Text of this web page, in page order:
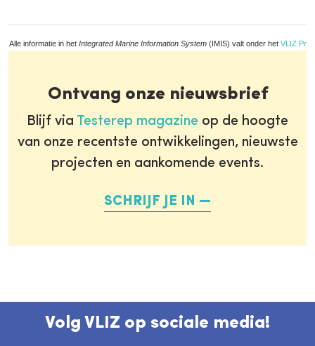
Alle informatie in het Integrated Marine Information System (IMIS) valt onder het VLIZ
Ontvang onze nieuwsbrief
Blijf via Testerep magazine op de hoogte
van onze recentste ontwikkelingen, nieuwste
projecten en aankomende events.
SCHRIJF JE IN
Volg VLIZ op sociale media!